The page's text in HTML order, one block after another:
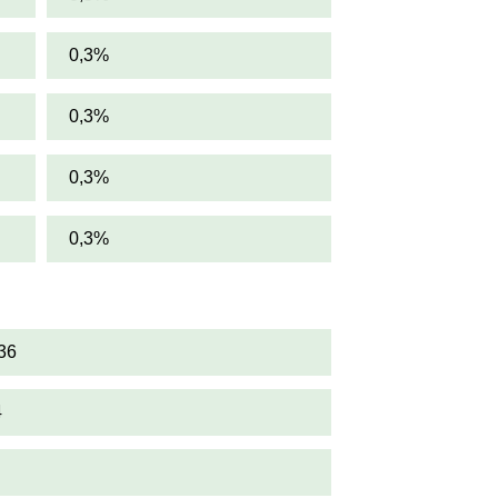
0,3%
0,3%
0,3%
0,3%